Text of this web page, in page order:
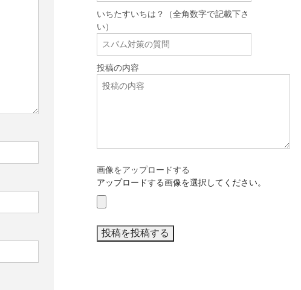
いちたすいちは？（全角数字で記載下さ
い）
投稿の内容
画像をアップロードする
アップロードする画像を選択してください。